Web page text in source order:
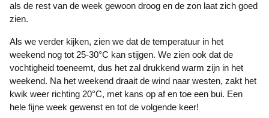
als de rest van de week gewoon droog en de zon laat zich goed
zien.
Als we verder kijken, zien we dat de temperatuur in het
weekend nog tot 25-30°C kan stijgen. We zien ook dat de
vochtigheid toeneemt, dus het zal drukkend warm zijn in het
weekend. Na het weekend draait de wind naar westen, zakt het
kwik weer richting 20°C, met kans op af en toe een bui. Een
hele fijne week gewenst en tot de volgende keer!